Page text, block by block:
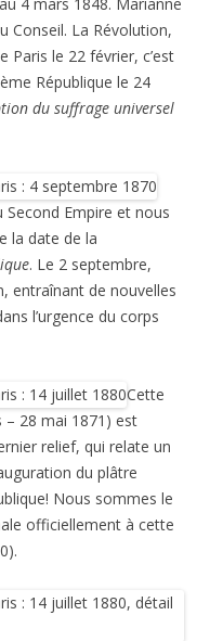
Conseil. La Révolution,
Paris le 22 février, c’est
République le 24
du suffrage universel
Second Empire et nous
la date de la
. Le 2 septembre,
entraînant de nouvelles
l’urgence du corps
Cette
– 28 mai 1871) est
relief, qui relate un
du plâtre
Nous sommes le
officiellement à cette